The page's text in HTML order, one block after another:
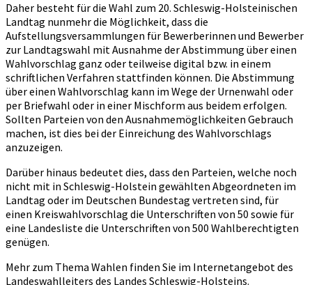
Daher besteht für die Wahl zum 20. Schleswig-Holsteinischen
Landtag nunmehr die Möglichkeit, dass die
Aufstellungsversammlungen für Bewerberinnen und Bewerber
zur Landtagswahl mit Ausnahme der Abstimmung über einen
Wahlvorschlag ganz oder teilweise digital bzw. in einem
schriftlichen Verfahren stattfinden können. Die Abstimmung
über einen Wahlvorschlag kann im Wege der Urnenwahl oder
per Briefwahl oder in einer Mischform aus beidem erfolgen.
Sollten Parteien von den Ausnahmemöglichkeiten Gebrauch
machen, ist dies bei der Einreichung des Wahlvorschlags
anzuzeigen.
Darüber hinaus bedeutet dies, dass den Parteien, welche noch
nicht mit in Schleswig-Holstein gewählten Abgeordneten im
Landtag oder im Deutschen Bundestag vertreten sind, für
einen Kreiswahlvorschlag die Unterschriften von 50 sowie für
eine Landesliste die Unterschriften von 500 Wahlberechtigten
genügen.
Mehr zum Thema Wahlen finden Sie im Internetangebot des
Landeswahlleiters des Landes Schleswig-Holsteins.